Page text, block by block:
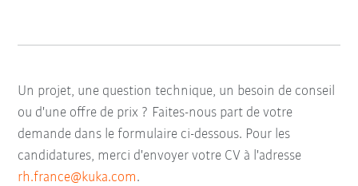
Un projet, une question technique, un besoin de conseil
ou d'une offre de prix ? Faites-nous part de votre
demande dans le formulaire ci-dessous. Pour les
candidatures, merci d'envoyer votre CV à l'adresse
rh.france@kuka.com.